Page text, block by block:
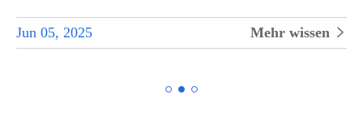
Jun 05, 2025 Mehr wissen 